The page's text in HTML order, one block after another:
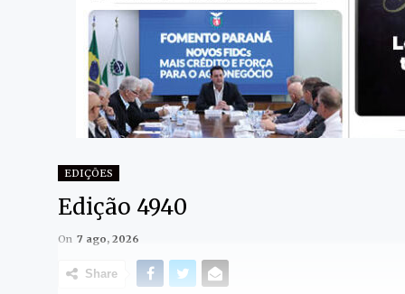
EDIÇÕES
Edição 4940
On 7 ago, 2026
Share